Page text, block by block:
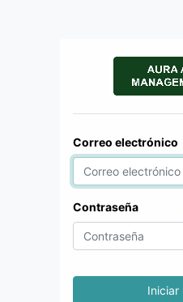
Correo electrónico
Contraseña
Iniciar